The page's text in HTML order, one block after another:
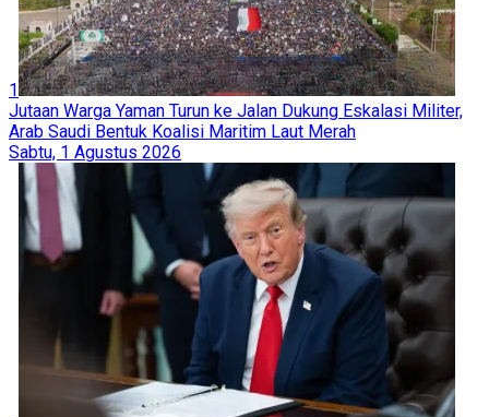
1
Jutaan Warga Yaman Turun ke Jalan Dukung Eskalasi Militer,
Arab Saudi Bentuk Koalisi Maritim Laut Merah
Sabtu, 1 Agustus 2026